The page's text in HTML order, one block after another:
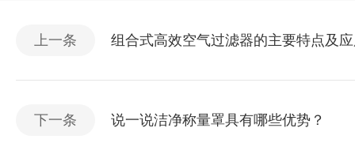
上一条 组合式高效空气过滤器的主要特点及
下一条 说一说洁净称量罩具有哪些优势？